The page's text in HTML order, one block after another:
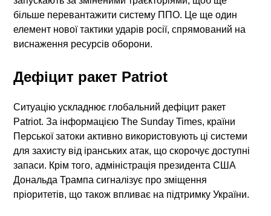
більше перевантажити систему ППО. Це ще один
елемент новоїтактики ударів росії, спрямований на
виснаження ресурсів оборони.
Дефіцит ракет Patriot
Ситуацію ускладнює глобальний дефіцит ракет
Patriot. За інформацією The Sunday Times, країни
Перської затоки активно використовують ці системи
для захисту від іранських атак, що скорочує доступні
запаси. Крім того, адміністрація президента США
Дональда Трампа сигналізує про зміщення
пріоритетів, що також впливає на підтримку України.